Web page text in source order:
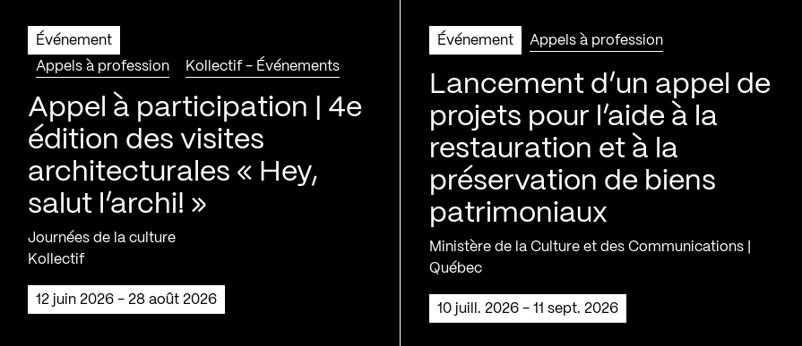
Événement
Appels à profession
Kollectif - Événements
Appel à participation | 4e
édition des visites
architecturales « Hey,
salut l’archi! »
Journées de la culture
Kollectif
12 juin 2026 - 28 août 2026
Événement Appels à profession
Lancement d’un appel de
projets pour l’aide à la
restauration et à la
préservation de biens
patrimoniaux
Ministère de la Culture et des Communications |
Québec
10 juill. 2026 - 11 sept. 2026